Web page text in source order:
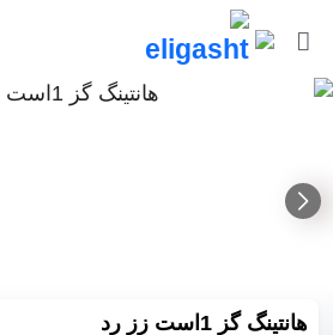
هانتینگ گز 1است زز رد